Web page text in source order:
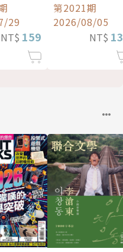
29
NT$ 159
第2021期
2026/08/05
NT$